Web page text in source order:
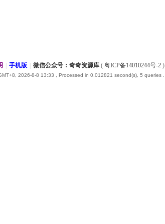
手机版 微信公众号：奇奇资源库 ( 粤ICP备14010244号-2 )
2026-8-8 13:33 , Processed in 0.012821 second(s), 5 queries .